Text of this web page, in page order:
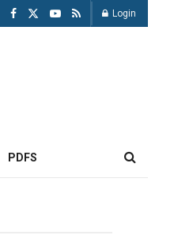
Login
PDFS